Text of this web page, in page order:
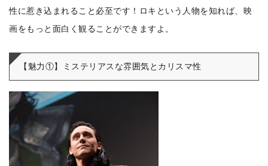
性に惹き込まれること必至です！ロキという人物を知れば、映
画をもっと面白く観ることができますよ。
【魅力①】ミステリアスな雰囲気とカリスマ性